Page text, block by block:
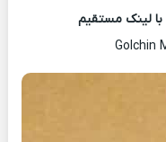
با لینک مستقیم